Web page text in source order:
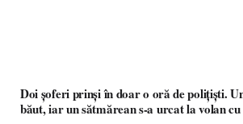
Doi șoferi prinși în doar o oră de polițiști.
băut, iar un sătmărean s-a urcat la volan